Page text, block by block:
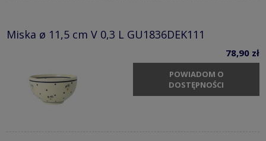
Miska ø 11,5 cm V 0,3 L GU1836DEK111
78,90 zł
POWIADOM O
DOSTĘPNOŚCI